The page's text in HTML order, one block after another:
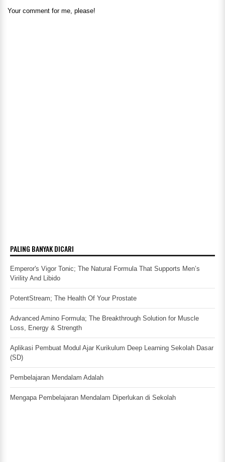
Your comment for me, please!
PALING BANYAK DICARI
Emperor's Vigor Tonic; The Natural Formula That Supports Men’s
Virility And Libido
PotentStream; The Health Of Your Prostate
Advanced Amino Formula; The Breakthrough Solution for Muscle
Loss, Energy & Strength
Aplikasi Pembuat Modul Ajar Kurikulum Deep Learning Sekolah Dasar
(SD)
Pembelajaran Mendalam Adalah
Mengapa Pembelajaran Mendalam Diperlukan di Sekolah